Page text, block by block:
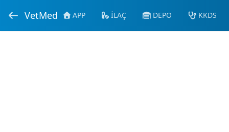
VetMed APP İLAÇ DEPO KKDS